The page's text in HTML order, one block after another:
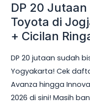
DP 20
Toyota di
+ Cicilan
DP 20 jutaan sudah
Yogyakarta! Cek
Avanza hingga
2026 di sini! Masih
DP
20
Jutaan
Dapat
Mobil
Toyota
di